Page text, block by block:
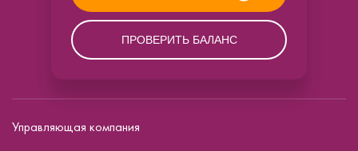
ПРОВЕРИТЬ БАЛАНС
Управляющая компания